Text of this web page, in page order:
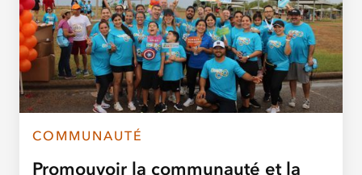
COMMUNAUTÉ
Promouvoir la communauté et la